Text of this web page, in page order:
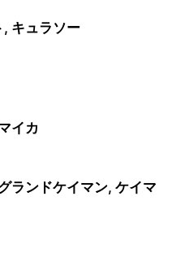
, キュラソー
イカ
ランドケイマン, ケイマ